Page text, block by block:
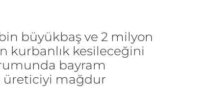
büyükbaş ve 2 milyon
kurbanlık kesileceğini
bayram
üreticiyi mağdur